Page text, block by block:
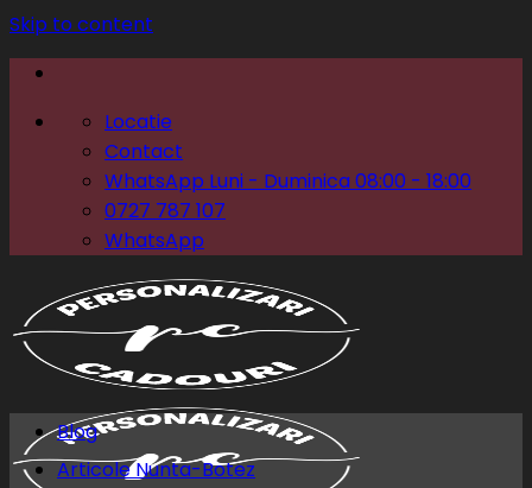
Skip to content
Locatie
Contact
WhatsApp Luni - Duminica 08:00 - 18:00
0727 787 107
WhatsApp
Blog
Articole Nunta-Botez